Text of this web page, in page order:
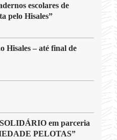
escolares de
pelo Hisales”
Hisales – até final de
em parceria
PELOTAS”